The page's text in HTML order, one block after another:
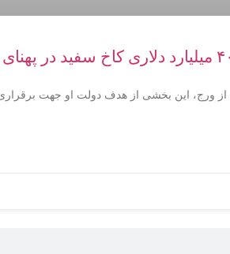
ورج، این بخشی از هدف دولت او جهت